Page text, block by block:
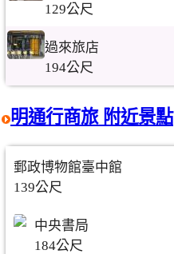
129公尺
過來旅店
194公尺
明通行商旅 附近景點
郵政博物館臺中館
139公尺
中央書局
184公尺